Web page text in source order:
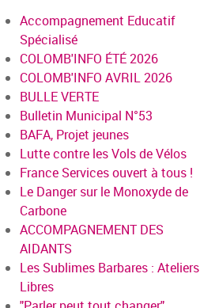
Accompagnement Educatif
Spécialisé
COLOMB'INFO ÉTÉ 2026
COLOMB'INFO AVRIL 2026
BULLE VERTE
Bulletin Municipal N°53
BAFA, Projet jeunes
Lutte contre les Vols de Vélos
France Services ouvert à tous !
Le Danger sur le Monoxyde de
Carbone
ACCOMPAGNEMENT DES
AIDANTS
Les Sublimes Barbares : Ateliers
Libres